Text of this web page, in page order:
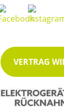
VERTRAG